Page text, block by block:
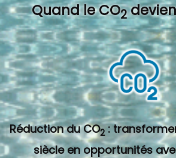
Quand le CO2
Réduction du CO2 :
siècle en opportunités